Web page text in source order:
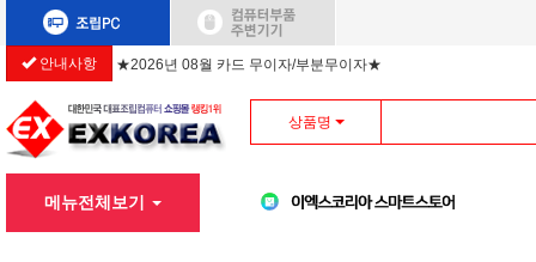
안내사항 ★2026년 08월 카드 무이자/부분무이자★
상품명
메뉴전체보기